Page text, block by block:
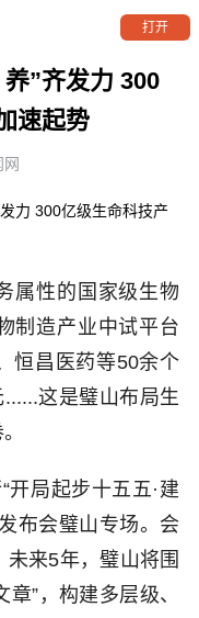
打开
”齐发力 300
速起势
网
力 300亿级生命科技产
属性的国家级生物
制造产业中试平台
恒昌医药等50余个
这是璧山布局生
开局起步十五五·建
布会璧山专场。会
来5年，璧山将围
”，构建多层级、